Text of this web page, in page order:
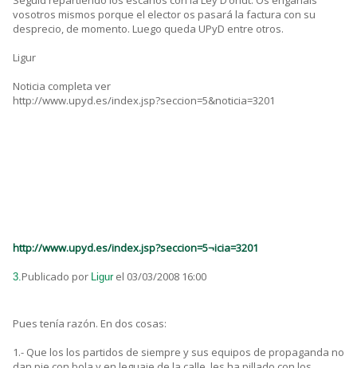
vosotros mismos porque el elector os pasará la factura con su
desprecio, de momento. Luego queda UPyD entre otros.
Ligur
Noticia completa ver
http://www.upyd.es/index.jsp?seccion=5&noticia=3201
http://www.upyd.es/index.jsp?seccion=5¬icia=3201
3.Publicado por Ligur el 03/03/2008 16:00
Pues tenía razón. En dos cosas:
1.- Que los los partidos de siempre y sus equipos de propaganda no